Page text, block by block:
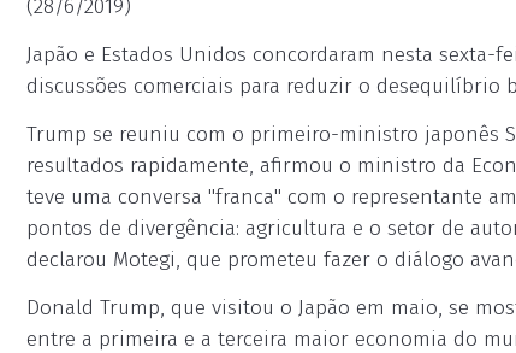
(28/6/2019)
Japão e Estados Unidos concordaram nesta sexta-
discussões comerciais para reduzir o desequilíbrio
Trump se reuniu com o primeiro-ministro japonês
resultados rapidamente, afirmou o ministro da
teve uma conversa "franca" com o representante
pontos de divergência: agricultura e o setor de
declarou Motegi, que prometeu fazer o diálogo
Donald Trump, que visitou o Japão em maio, se
entre a primeira e a terceira maior economia do